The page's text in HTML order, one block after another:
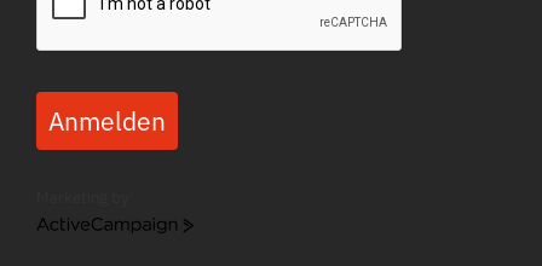
Anmelden
ActiveCampaign